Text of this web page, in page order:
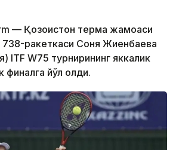
— Қозоғистон терма жамоаси
738-ракеткаси Соня Жиенбаева
ITF W75 турнирининг яккалик
финалга йўл олди.